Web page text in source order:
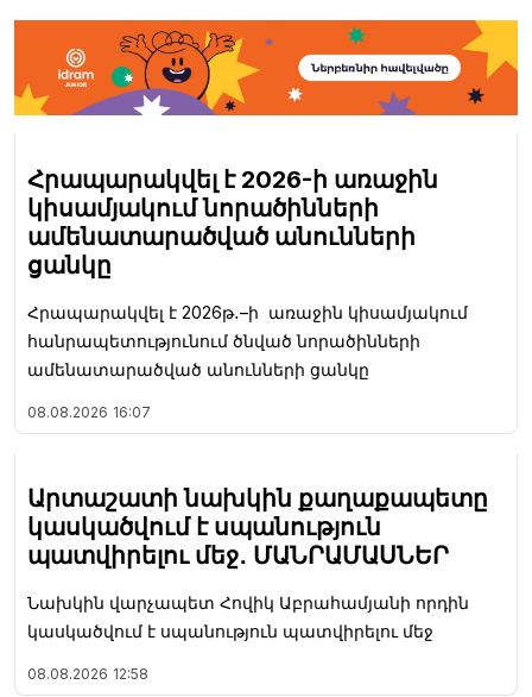
Հրապարակվել է 2026-ի առաջին
կիսամյակում նորածինների
ամենատարածված անունների
ցանկը
Հրապարակվել է 2026թ․–ի առաջին կիսամյակում
հանրապետությունում ծնված նորածինների
ամենատարածված անունների ցանկը
08.08.2026 16:07
Արտաշատի նախկին քաղաքապետը
կասկածվում է սպանություն
պատվիրելու մեջ․ ՄԱՆՐԱՄԱՍՆԵՐ
Նախկին վարչապետ Հովիկ Աբրահամյանի որդին
կասկածվում է սպանություն պատվիրելու մեջ
08.08.2026 12:58